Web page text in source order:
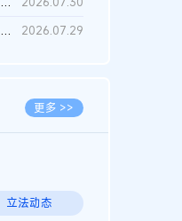
杭州华某有限公司与菲某有限公司侵害发明专利权纠纷 2026.07.29
更多 >>
立法动态